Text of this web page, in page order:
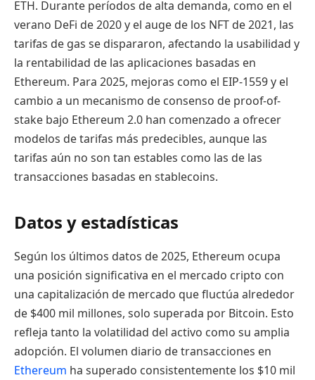
ETH. Durante períodos de alta demanda, como en el
verano DeFi de 2020 y el auge de los NFT de 2021, las
tarifas de gas se dispararon, afectando la usabilidad y
la rentabilidad de las aplicaciones basadas en
Ethereum. Para 2025, mejoras como el EIP-1559 y el
cambio a un mecanismo de consenso de proof-of-
stake bajo Ethereum 2.0 han comenzado a ofrecer
modelos de tarifas más predecibles, aunque las
tarifas aún no son tan estables como las de las
transacciones basadas en stablecoins.
Datos y estadísticas
Según los últimos datos de 2025, Ethereum ocupa
una posición significativa en el mercado cripto con
una capitalización de mercado que fluctúa alrededor
de $400 mil millones, solo superada por Bitcoin. Esto
refleja tanto la volatilidad del activo como su amplia
adopción. El volumen diario de transacciones en
Ethereum ha superado consistentemente los $10 mil